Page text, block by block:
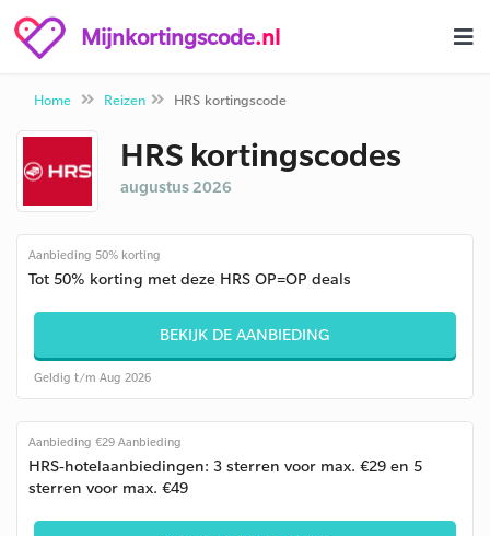
Mijnkortingscode.nl
Home Reizen HRS kortingscode
HRS kortingscodes
augustus 2026
Aanbieding 50% korting
Tot 50% korting met deze HRS OP=OP deals
BEKIJK DE AANBIEDING
Geldig t/m Aug 2026
Aanbieding €29 Aanbieding
HRS-hotelaanbiedingen: 3 sterren voor max. €29 en 5
sterren voor max. €49